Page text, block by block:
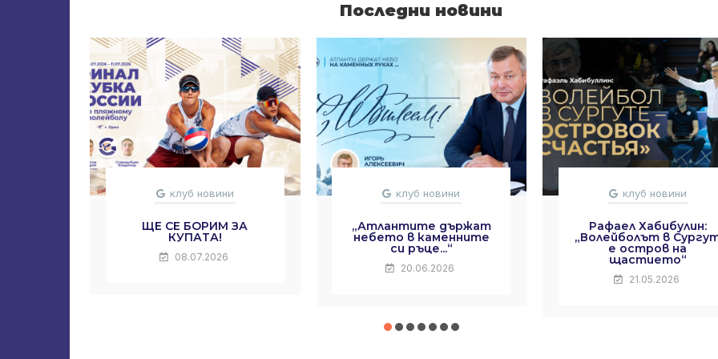
Последни новини
клуб новини
ЩЕ СЕ БОРИМ ЗА
КУПАТА!
08.07.2026
клуб новини
„Атлантите държат
небето в каменните
си ръце...“
20.06.2026
клуб новини
Рафаел Хабибулин:
„Волейболът в
е остров на
щастието“
21.05.2026